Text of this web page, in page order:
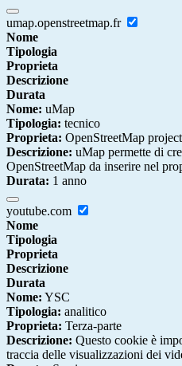
umap.openstreetmap.fr
Nome
Tipologia
Proprieta
Descrizione
Durata
Nome: uMap
Tipologia: tecnico
Proprieta: OpenStreetMap project
Descrizione: uMap permette di
OpenStreetMap da inserire nel
Durata: 1 anno
youtube.com
Nome
Tipologia
Proprieta
Descrizione
Durata
Nome: YSC
Tipologia: analitico
Proprieta: Terza-parte
Descrizione: Questo cookie è
traccia delle visualizzazioni dei